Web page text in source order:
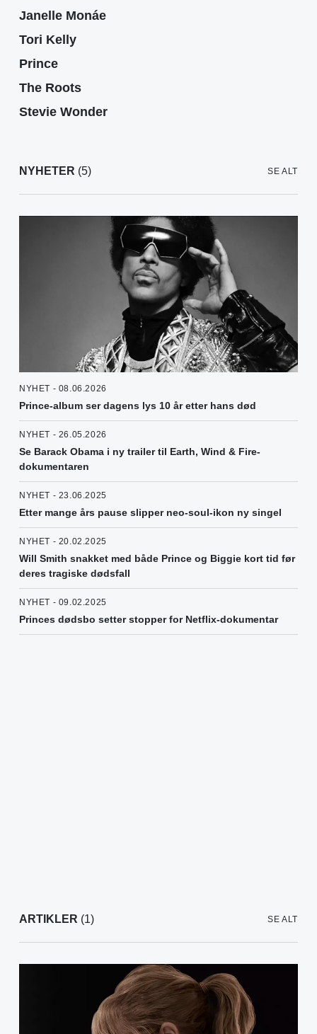
Janelle Monáe
Tori Kelly
Prince
The Roots
Stevie Wonder
NYHETER (5) SE ALT
NYHET - 08.06.2026
Prince-album ser dagens lys 10 år etter hans død
NYHET - 26.05.2026
Se Barack Obama i ny trailer til Earth, Wind & Fire-
dokumentaren
NYHET - 23.06.2025
Etter mange års pause slipper neo-soul-ikon ny singel
NYHET - 20.02.2025
Will Smith snakket med både Prince og Biggie kort tid før
deres tragiske dødsfall
NYHET - 09.02.2025
Princes dødsbo setter stopper for Netflix-dokumentar
ARTIKLER (1) SE ALT